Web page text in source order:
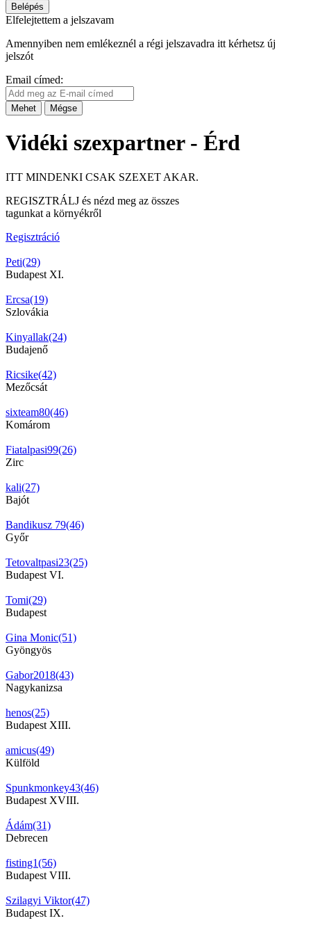
Belépés
Elfelejtettem a jelszavam
Amennyiben nem emlékeznél a régi jelszavadra itt kérhetsz új
jelszót
Email címed:
Mehet Mégse
Vidéki szexpartner - Érd
ITT MINDENKI CSAK SZEXET AKAR.
REGISZTRÁLJ és nézd meg az összes
tagunkat a környékről
Regisztráció
Peti(29)
Budapest XI.
Ercsa(19)
Szlovákia
Kinyallak(24)
Budajenő
Ricsike(42)
Mezőcsát
sixteam80(46)
Komárom
Fiatalpasi99(26)
Zirc
kali(27)
Bajót
Bandikusz 79(46)
Győr
Tetovaltpasi23(25)
Budapest VI.
Tomi(29)
Budapest
Gina Monic(51)
Gyöngyös
Gabor2018(43)
Nagykanizsa
henos(25)
Budapest XIII.
amicus(49)
Külföld
Spunkmonkey43(46)
Budapest XVIII.
Ádám(31)
Debrecen
fisting1(56)
Budapest VIII.
Szilagyi Viktor(47)
Budapest IX.